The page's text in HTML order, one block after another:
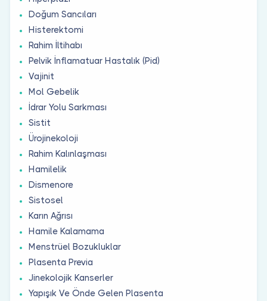
Doğum Sancıları
Histerektomi
Rahim İltihabı
Pelvik İnflamatuar Hastalık (Pid)
Vajinit
Mol Gebelik
İdrar Yolu Sarkması
Sistit
Ürojinekoloji
Rahim Kalınlaşması
Hamilelik
Dismenore
Sistosel
Karın Ağrısı
Hamile Kalamama
Menstrüel Bozukluklar
Plasenta Previa
Jinekolojik Kanserler
Yapışık Ve Önde Gelen Plasenta